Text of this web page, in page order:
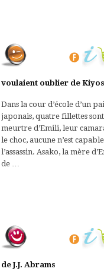
voulaient oublier de
Dans la cour d’école d’un
japonais, quatre fillettes
meurtre d’Emili, leur
le choc, aucune n’est
l’assassin. Asako, la mère
de …
de J.J. Abrams